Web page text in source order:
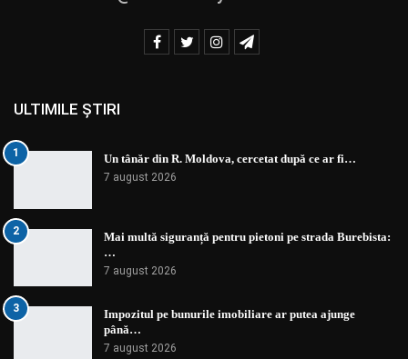
ULTIMILE ȘTIRI
1 Un tânăr din R. Moldova, cercetat după ce ar fi…
7 august 2026
2
Mai multă siguranță pentru pietoni pe strada Burebista:
…
7 august 2026
3
Impozitul pe bunurile imobiliare ar putea ajunge
până…
7 august 2026